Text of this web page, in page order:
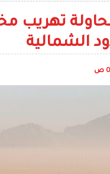
تهريب
الشمالية